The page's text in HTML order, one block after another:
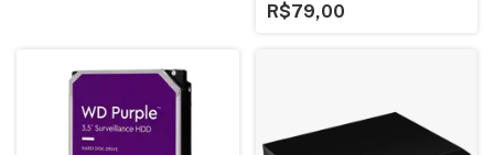
R$79,00